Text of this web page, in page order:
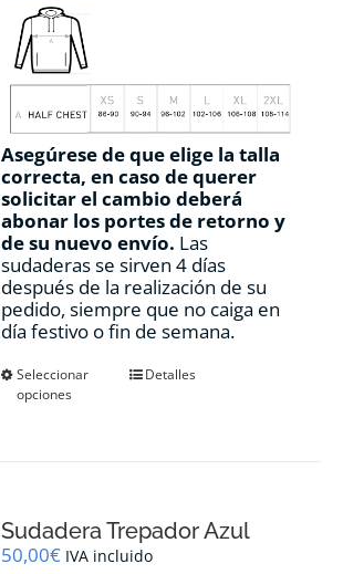
Asegúrese de que elige la talla
correcta, en caso de querer
solicitar el cambio deberá
abonar los portes de retorno y
de su nuevo envío. Las
sudaderas se sirven 4 días
después de la realización de su
pedido, siempre que no caiga en
día festivo o fin de semana.
Seleccionar
opciones
Este
se
pueden
Detalles
Sudadera Trepador Azul
50,00€ IVA incluido